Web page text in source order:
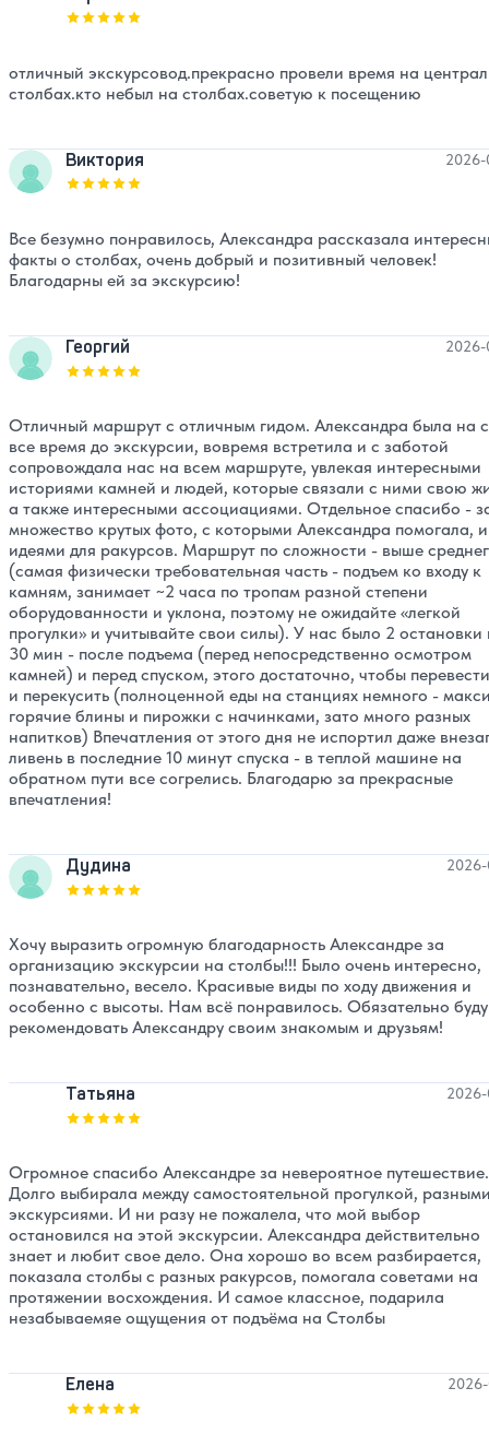
Оценка, количество звезд:
отличный экскурсовод.прекрасно провели время на
столбах.кто небыл на столбах.советую к посещению
Виктория
Оценка, количество звезд:
2026-
Все безумно понравилось, Александра рассказала
факты о столбах, очень добрый и позитивный человек!
Благодарны ей за экскурсию!
Георгий
Оценка, количество звезд:
2026-
Отличный маршрут с отличным гидом. Александра была на
все время до экскурсии, вовремя встретила и с заботой
сопровождала нас на всем маршруте, увлекая интересными
историями камней и людей, которые связали с ними свою
а также интересными ассоциациями. Отдельное спасибо -
множество крутых фото, с которыми Александра помогала, и
идеями для ракурсов. Маршрут по сложности - выше
(самая физически требовательная часть - подъем ко входу к
камням, занимает ~2 часа по тропам разной степени
оборудованности и уклона, поэтому не ожидайте «легкой
прогулки» и учитывайте свои силы). У нас было 2 остановки
30 мин - после подъема (перед непосредственно осмотром
камней) и перед спуском, этого достаточно, чтобы
и перекусить (полноценной еды на станциях немного -
горячие блины и пирожки с начинками, зато много разных
напитков) Впечатления от этого дня не испортил даже
ливень в последние 10 минут спуска - в теплой машине на
обратном пути все согрелись. Благодарю за прекрасные
впечатления!
Дудина
Оценка, количество звезд:
Хочу выразить огромную благодарность Александре за
организацию экскурсии на столбы!!! Было очень интересно,
познавательно, весело. Красивые виды по ходу движения и
особенно с высоты. Нам всё понравилось. Обязательно буду
рекомендовать Александру своим знакомым и друзьям!
Татьяна
Оценка, количество звезд:
Огромное спасибо Александре за невероятное путешествие.
Долго выбирала между самостоятельной прогулкой,
экскурсиями. И ни разу не пожалела, что мой выбор
остановился на этой экскурсии. Александра действительно
знает и любит свое дело. Она хорошо во всем разбирается,
показала столбы с разных ракурсов, помогала советами на
протяжении восхождения. И самое классное, подарила
незабываемяе ощущения от подъёма на Столбы
Елена
Оценка, количество звезд: